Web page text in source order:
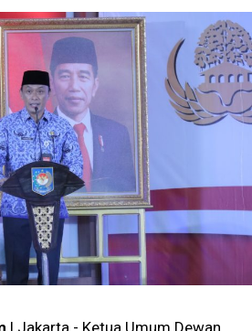
| Jakarta - Ketua Umum Dewan